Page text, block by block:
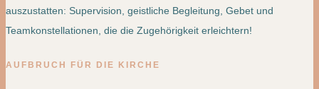
auszustatten: Supervision, geistliche Begleitung, Gebet und
Teamkonstellationen, die die Zugehörigkeit erleichtern!
AUFBRUCH FÜR DIE KIRCHE